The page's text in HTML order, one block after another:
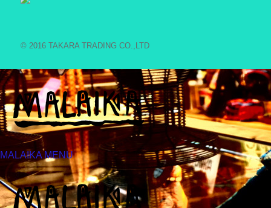
© 2016 TAKARA TRADING CO.,LTD
MALAIKA MENU